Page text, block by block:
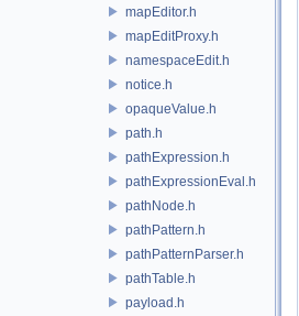
mapEditor.h
mapEditProxy.h
namespaceEdit.h
notice.h
opaqueValue.h
path.h
pathExpression.h
pathExpressionEval.h
pathNode.h
pathPattern.h
pathPatternParser.h
pathTable.h
payload.h